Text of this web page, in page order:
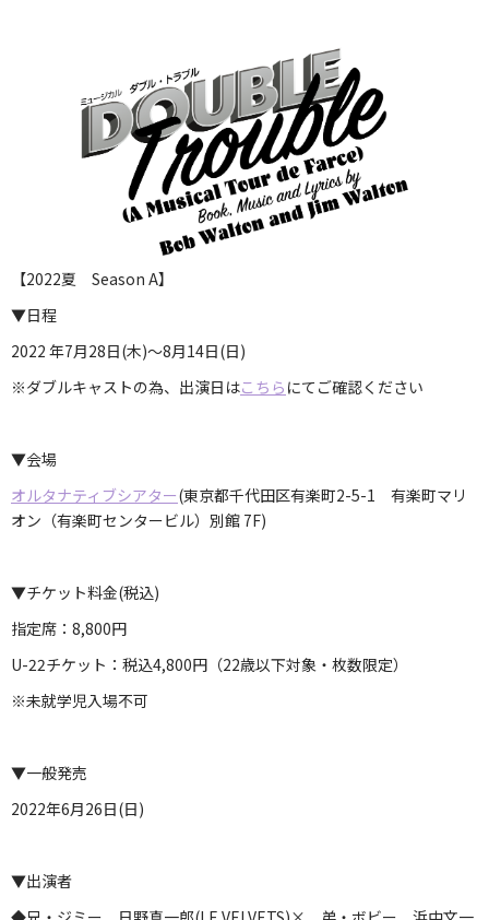
【2022夏 Season A】
▼日程
2022 年7月28日(木)～8月14日(日)
※ダブルキャストの為、出演日はこちら にてご確認ください
▼会場
オルタナティブシアター(東京都千代田区有楽町2-5-1 有楽町マリ
オン（有楽町センタービル）別館 7F)
▼チケット料金(税込)
指定席：8,800円
U-22チケット：税込4,800円（22歳以下対象・枚数限定）
※未就学児入場不可
▼一般発売
2022年6月26日(日)
▼出演者